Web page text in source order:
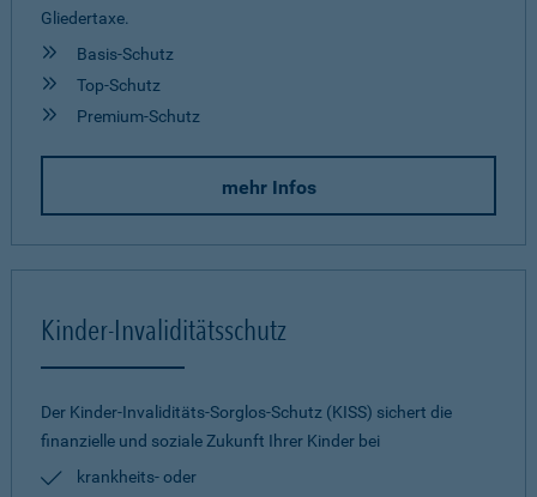
Gliedertaxe.
Basis-Schutz
Top-Schutz
Premium-Schutz
mehr Infos
Kinder-Invaliditätsschutz
Der Kinder-Invaliditäts-Sorglos-Schutz (KISS) sichert die
finanzielle und soziale Zukunft Ihrer Kinder bei
krankheits- oder